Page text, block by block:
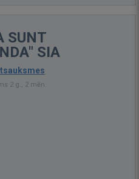
SUNT
SIA
2 g., 2 mēn.